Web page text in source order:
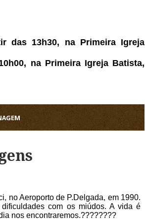
das 13h30, na Primeira Igreja
na Primeira Igreja Batista,
no Aeroporto de P.Delgada, em 1990.
com os miúdos. A vida é
nos encontraremos.????????